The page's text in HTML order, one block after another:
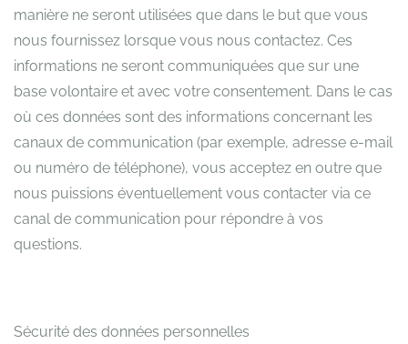
manière ne seront utilisées que dans le but que vous
nous fournissez lorsque vous nous contactez. Ces
informations ne seront communiquées que sur une
base volontaire et avec votre consentement. Dans le cas
où ces données sont des informations concernant les
canaux de communication (par exemple, adresse e-mail
ou numéro de téléphone), vous acceptez en outre que
nous puissions éventuellement vous contacter via ce
canal de communication pour répondre à vos
questions.
Sécurité des données personnelles